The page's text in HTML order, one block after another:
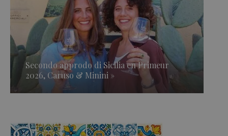
Secondo approdo di Sicilia en Primeur
2026, Caruso & Minini »